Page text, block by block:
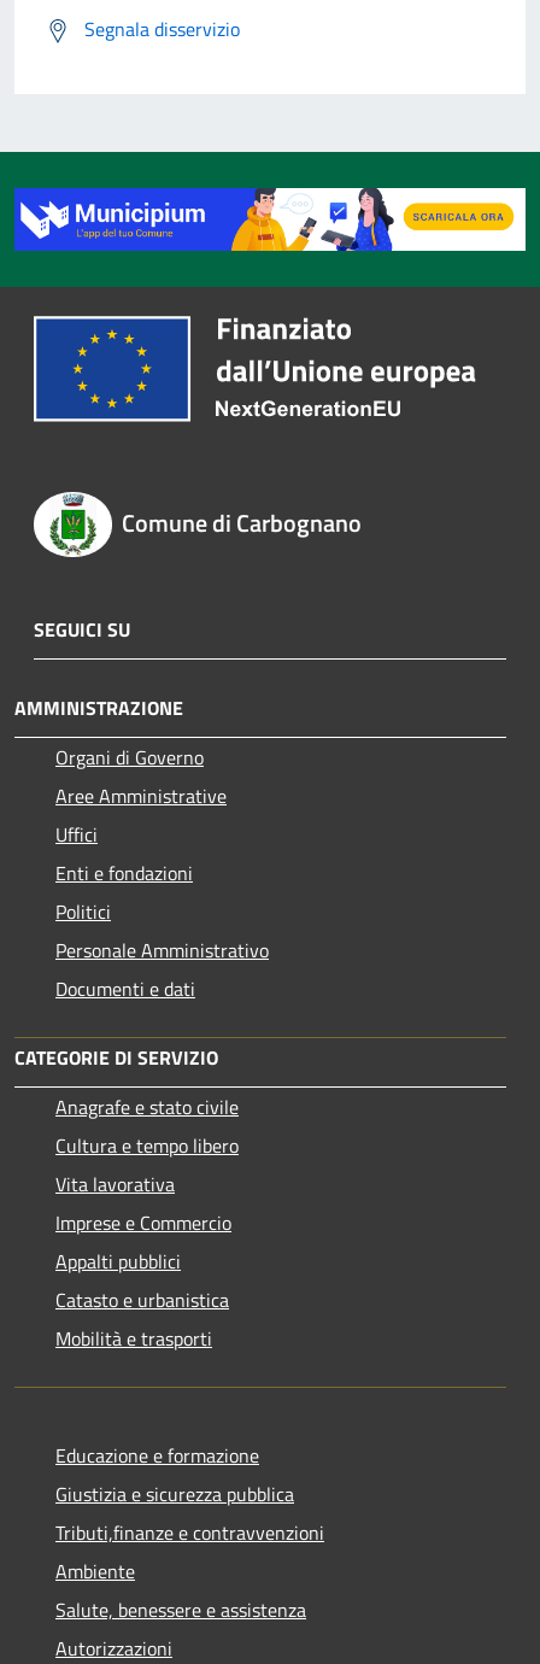
Segnala disservizio
Comune di Carbognano
SEGUICI SU
AMMINISTRAZIONE
Organi di Governo
Aree Amministrative
Uffici
Enti e fondazioni
Politici
Personale Amministrativo
Documenti e dati
CATEGORIE DI SERVIZIO
Anagrafe e stato civile
Cultura e tempo libero
Vita lavorativa
Imprese e Commercio
Appalti pubblici
Catasto e urbanistica
Mobilità e trasporti
Educazione e formazione
Giustizia e sicurezza pubblica
Tributi,finanze e contravvenzioni
Ambiente
Salute, benessere e assistenza
Autorizzazioni